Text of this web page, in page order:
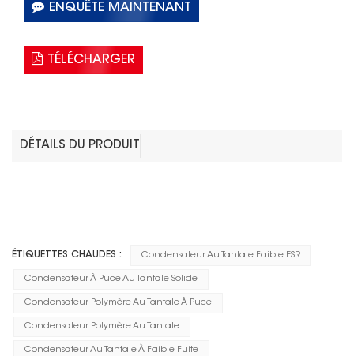
ENQUÊTE MAINTENANT
TÉLÉCHARGER
DÉTAILS DU PRODUIT
ÉTIQUETTES CHAUDES : Condensateur Au Tantale Faible ESR
Condensateur À Puce Au Tantale Solide
Condensateur Polymère Au Tantale À Puce
Condensateur Polymère Au Tantale
Condensateur Au Tantale À Faible Fuite